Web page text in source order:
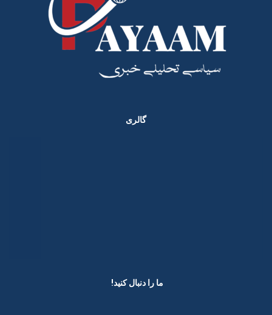
گالری
ما را دنبال کنید! ​